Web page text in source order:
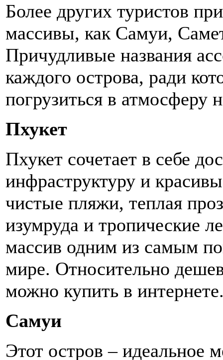
Более других туристов
массивы, как Самуи,
Причудливые названия
каждого острова, ради
погрузиться в атмосферу
Пхукет
Пхукет сочетает в себе
инфраструктуру и
чистые пляжи, теплая
изумруда и тропические
массив одним из самым
мире. Относительно
можно купить в
Самуи
Этот остров – идеальное